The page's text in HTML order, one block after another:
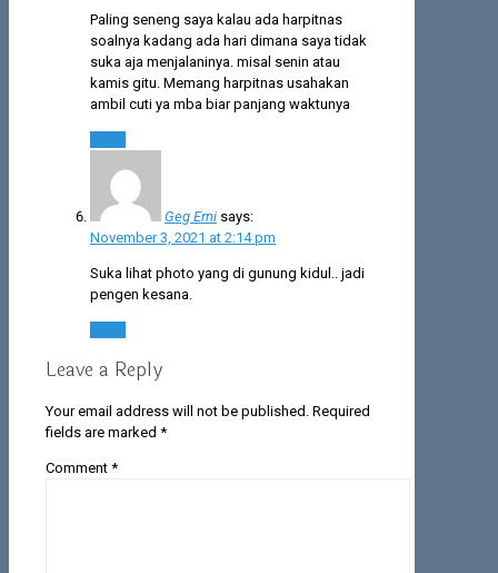
Paling seneng saya kalau ada harpitnas
soalnya kadang ada hari dimana saya tidak
suka aja menjalaninya. misal senin atau
kamis gitu. Memang harpitnas usahakan
ambil cuti ya mba biar panjang waktunya
Geg Erni says:
November 3, 2021 at 2:14 pm
Suka lihat photo yang di gunung kidul.. jadi
pengen kesana.
Leave a Reply
Your email address will not be published. Required
fields are marked *
Comment *